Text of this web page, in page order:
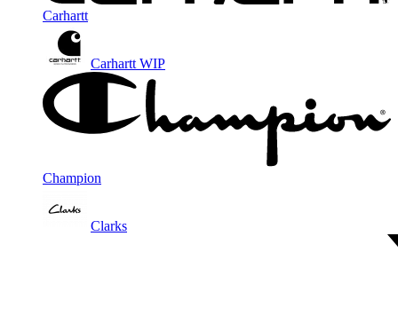
Carhartt
Carhartt WIP
Champion
Clarks